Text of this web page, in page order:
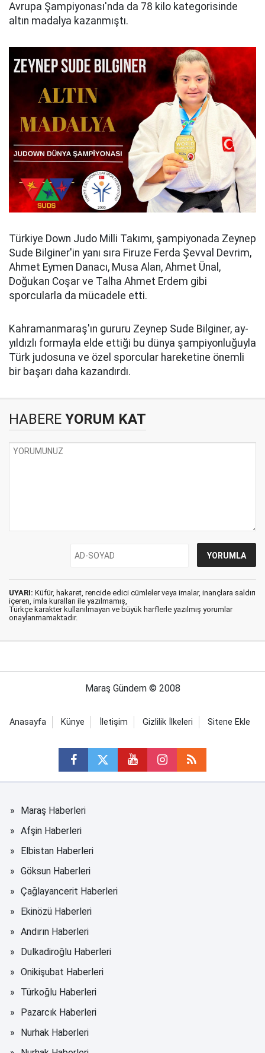
Avrupa Şampiyonası'nda da 78 kilo kategorisinde
altın madalya kazanmıştı.
Türkiye Down Judo Milli Takımı, şampiyonada Zeynep
Sude Bilginer'in yanı sıra Firuze Ferda Şevval Devrim,
Ahmet Eymen Danacı, Musa Alan, Ahmet Ünal,
Doğukan Coşar ve Talha Ahmet Erdem gibi
sporcularla da mücadele etti.
Kahramanmaraş'ın gururu Zeynep Sude Bilginer, ay-
yıldızlı formayla elde ettiği bu dünya şampiyonluğuyla
Türk judosuna ve özel sporcular hareketine önemli
bir başarı daha kazandırdı.
HABERE YORUM KAT
UYARI: Küfür, hakaret, rencide edici cümleler veya imalar, inançlara saldırı
içeren, imla kuralları ile yazılmamış,
Türkçe karakter kullanılmayan ve büyük harflerle yazılmış yorumlar
onaylanmamaktadır.
Maraş Gündem © 2008
Anasayfa Künye İletişim Gizlilik İlkeleri Sitene Ekle
Maraş Haberleri
Afşin Haberleri
Elbistan Haberleri
Göksun Haberleri
Çağlayancerit Haberleri
Ekinözü Haberleri
Andırın Haberleri
Dulkadiroğlu Haberleri
Onikişubat Haberleri
Türkoğlu Haberleri
Pazarcık Haberleri
Nurhak Haberleri